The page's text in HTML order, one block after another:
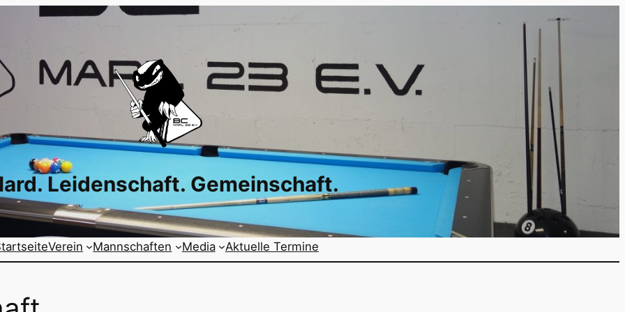
Leidenschaft. Gemeinschaft.
Verein Mannschaften Media Aktuelle Termine